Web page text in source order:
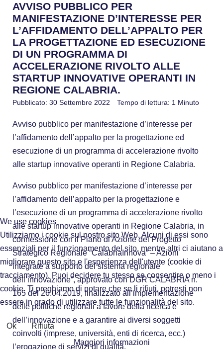
AVVISO PUBBLICO PER
MANIFESTAZIONE D’INTERESSE PER
L’AFFIDAMENTO DELL’APPALTO PER
LA PROGETTAZIONE ED ESECUZIONE
DI UN PROGRAMMA DI
ACCELERAZIONE RIVOLTO ALLE
STARTUP INNOVATIVE OPERANTI IN
REGIONE CALABRIA.
Pubblicato: 30 Settembre 2022 Tempo di lettura: 1 Minuto
Avviso pubblico per manifestazione d’interesse per
l’affidamento dell’appalto per la progettazione ed
esecuzione di un programma di accelerazione rivolto
alle startup innovative operanti in Regione Calabria.
Avviso pubblico per manifestazione d’interesse per
l’affidamento dell’appalto per la progettazione e
l’esecuzione di un programma di accelerazione rivolto
alle startup innovative operanti in Regione Calabria, in
connessione con il Piano di Azione del Progetto
Strategico Regionale “CalabriaInnova” – Azioni
integrate a supporto del sistema regionale
dell’innovazione”, approvato con DGR CALABRIA n.
165 del 26.04.2019, finalizzato all’implementazione
delle politiche regionali a favore della ricerca e
dell’innovazione e a garantire ai diversi soggetti
coinvolti (imprese, università, enti di ricerca, ecc.)
l’erogazione di servizi di qualità.
We use cookies
Utilizziamo i cookie sul nostro sito Web. Alcuni di essi sono
essenziali per il funzionamento del sito, mentre altri ci aiutano a
migliorare questo sito e l'esperienza dell'utente (cookie di
tracciamento). Puoi decidere tu stesso se consentire o meno i
cookie. Ti preghiamo di notare che se li rifiuti, potresti non
essere in grado di utilizzare tutte le funzionalità del sito.
Ok
Rifiuta
Maggiori informazioni